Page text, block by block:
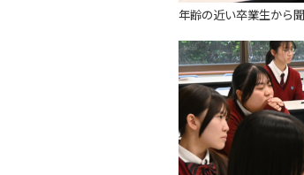
年齢の近い卒業生から